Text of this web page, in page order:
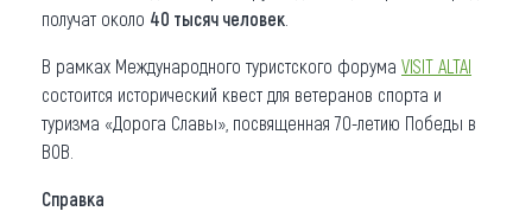
получат около 40 тысяч человек
В рамках Международного туристского форума VISIT ALTAI
состоится исторический квест для ветеранов спорта и
туризма «Дорога Славы», посвященная 70-летию Победы в
ВОВ.
Справка